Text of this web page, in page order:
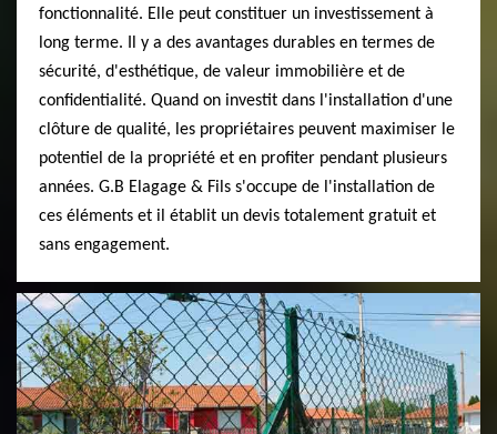
fonctionnalité. Elle peut constituer un investissement à
long terme. Il y a des avantages durables en termes de
sécurité, d'esthétique, de valeur immobilière et de
confidentialité. Quand on investit dans l'installation d'une
clôture de qualité, les propriétaires peuvent maximiser le
potentiel de la propriété et en profiter pendant plusieurs
années. G.B Elagage & Fils s'occupe de l'installation de
ces éléments et il établit un devis totalement gratuit et
sans engagement.